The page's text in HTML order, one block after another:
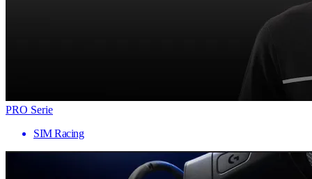
PRO Serie
SIM Racing